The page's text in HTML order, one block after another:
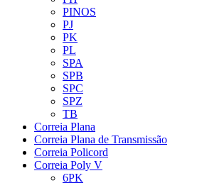
PINOS
PJ
PK
PL
SPA
SPB
SPC
SPZ
TB
Correia Plana
Correia Plana de Transmissão
Correia Policord
Correia Poly V
6PK